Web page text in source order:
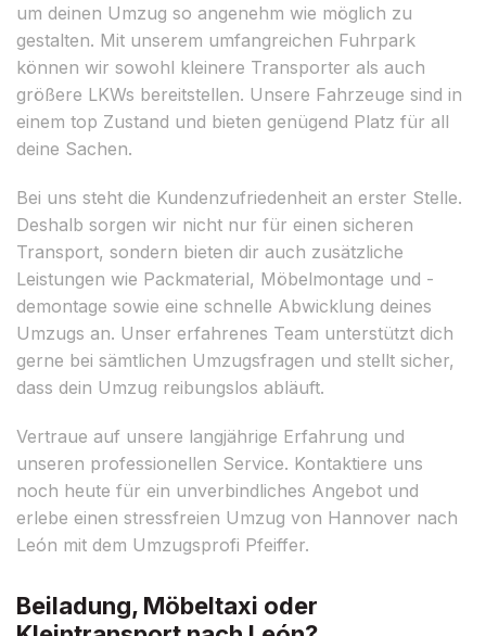
um deinen Umzug so angenehm wie möglich zu
gestalten. Mit unserem umfangreichen Fuhrpark
können wir sowohl kleinere Transporter als auch
größere LKWs bereitstellen. Unsere Fahrzeuge sind in
einem top Zustand und bieten genügend Platz für all
deine Sachen.
Bei uns steht die Kundenzufriedenheit an erster Stelle.
Deshalb sorgen wir nicht nur für einen sicheren
Transport, sondern bieten dir auch zusätzliche
Leistungen wie Packmaterial, Möbelmontage und -
demontage sowie eine schnelle Abwicklung deines
Umzugs an. Unser erfahrenes Team unterstützt dich
gerne bei sämtlichen Umzugsfragen und stellt sicher,
dass dein Umzug reibungslos abläuft.
Vertraue auf unsere langjährige Erfahrung und
unseren professionellen Service. Kontaktiere uns
noch heute für ein unverbindliches Angebot und
erlebe einen stressfreien Umzug von Hannover nach
León mit dem Umzugsprofi Pfeiffer.
Beiladung, Möbeltaxi oder